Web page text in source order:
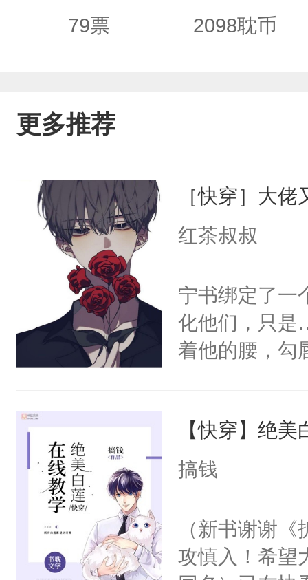
79票 2098耽币
更多推荐
［快穿］大
红茶叔叔
宁书绑定了一
化他们，只是
着他的腰，勾
来，给老公
用力——为你
【快穿】绝
搞钱
（新书谢谢
攻慎入！希望